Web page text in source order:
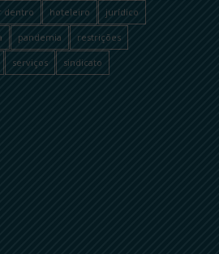
dentro hoteleiro jurídico
pandemia restrições
serviços sindicato